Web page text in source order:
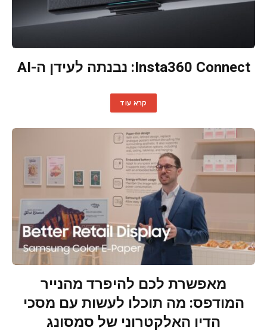
Insta360 Connect: נבנתה לעידן ה-AI
קרא עוד
מאפשרת לכם להיפרד מהנייר
המודפס: מה תוכלו לעשות עם מסכי
הדיו האלקטרוני של סמסונג